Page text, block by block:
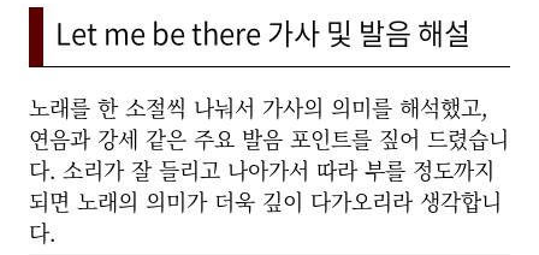
Let me be there 가사 및 발음 해설
노래를 한 소절씩 나눠서 가사의 의미를 해석했고,
연음과 강세 같은 주요 발음 포인트를 짚어 드렸습니
다. 소리가 잘 들리고 나아가서 따라 부를 정도까지
되면 노래의 의미가 더욱 깊이 다가오리라 생각합니
다.